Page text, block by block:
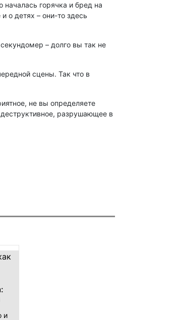
началась горячка и бред на
о детях – они-то здесь
– долго вы так не
сцены. Так что в
не вы определяете
разрушающее в
и